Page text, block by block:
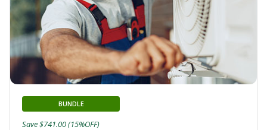
BUNDLE
Save $741.00 (15%OFF)